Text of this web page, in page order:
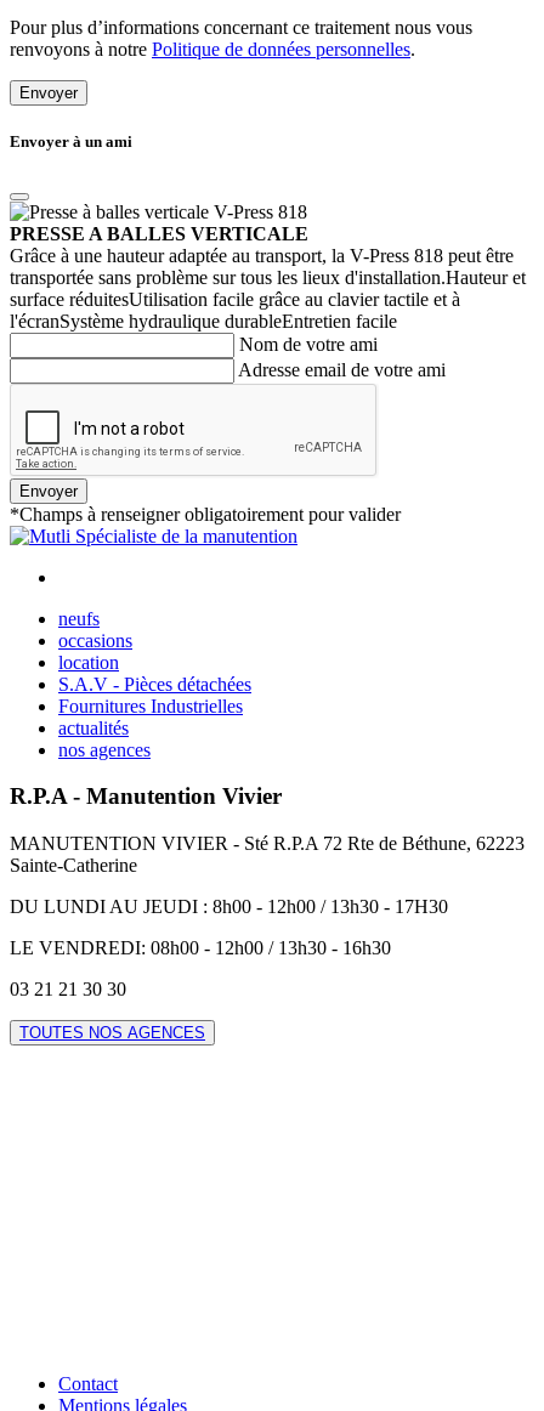
Pour plus d’informations concernant ce traitement nous vous
renvoyons à notre Politique de données personnelles.
Envoyer
Envoyer à un ami
PRESSE A BALLES VERTICALE
Grâce à une hauteur adaptée au transport, la V-Press 818 peut être
transportée sans problème sur tous les lieux d'installation.Hauteur et
surface réduitesUtilisation facile grâce au clavier tactile et à
l'écranSystème hydraulique durableEntretien facile
Nom de votre ami
Adresse email de votre ami
Envoyer
*Champs à renseigner obligatoirement pour valider
neufs
occasions
location
S.A.V - Pièces détachées
Fournitures Industrielles
actualités
nos agences
R.P.A - Manutention Vivier
MANUTENTION VIVIER - Sté R.P.A 72 Rte de Béthune, 62223
Sainte-Catherine
DU LUNDI AU JEUDI : 8h00 - 12h00 / 13h30 - 17H30
LE VENDREDI: 08h00 - 12h00 / 13h30 - 16h30
03 21 21 30 30
TOUTES NOS AGENCES
Contact
Mentions légales